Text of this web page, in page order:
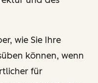
wie Sie Ihre
können, wenn
für